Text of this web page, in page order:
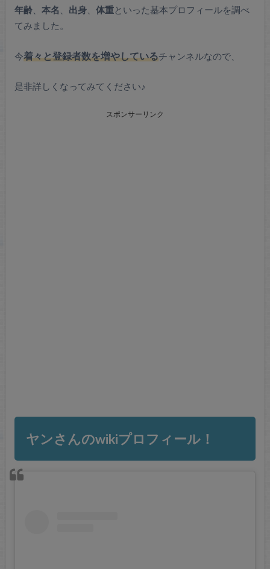
年齢、 本名 出身、 体重といった基本プロフィールを調べ
てみました。
今着々と登録者数を増やしているチャンネルなので、
是非詳しくなってみてください♪
スポンサーリンク
ヤンさんのwikiプロフィール！